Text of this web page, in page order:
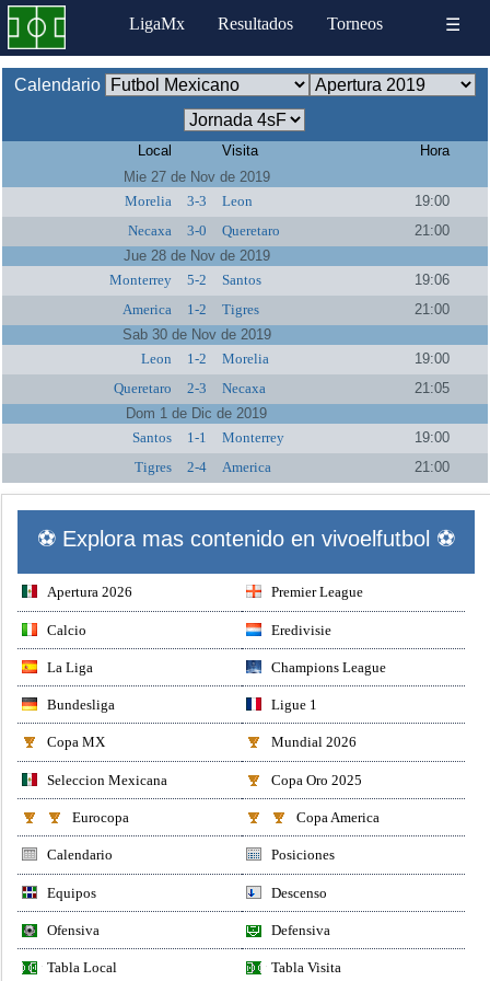
LigaMx Resultados Torneos ☰
Calendario
Local Visita
Hora
Mie 27 de Nov de 2019
Morelia
3-3 Leon
19:00
Necaxa
3-0 Queretaro
21:00
Jue 28 de Nov de 2019
Monterrey
5-2 Santos
19:06
America
1-2 Tigres
21:00
Sab 30 de Nov de 2019
Leon
1-2 Morelia
19:00
Queretaro
2-3 Necaxa
21:05
Dom 1 de Dic de 2019
Santos
1-1 Monterrey
19:00
Tigres
2-4 America 21:00
⚽ Explora mas contenido en vivoelfutbol ⚽
Apertura 2026 Premier League
Calcio Eredivisie
La Liga Champions League
Bundesliga Ligue 1
Copa MX Mundial 2026
Seleccion Mexicana Copa Oro 2025
Eurocopa Copa America
Calendario Posiciones
Equipos Descenso
Ofensiva Defensiva
Tabla Local Tabla Visita